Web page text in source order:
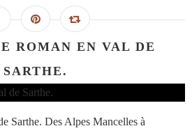
ROMAN EN VAL DE
SARTHE.
Sarthe. Des Alpes Mancelles à